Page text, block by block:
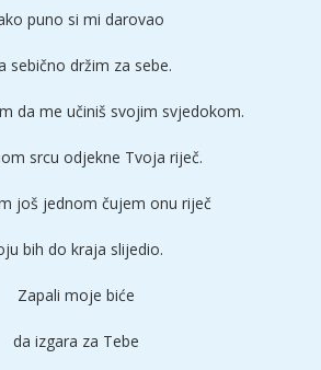
puno si mi darovao
sebično držim za sebe.
da me učiniš svojim svjedokom.
srcu odjekne Tvoja riječ.
još jednom čujem onu riječ
bih do kraja slijedio.
Zapali moje biće
da izgara za Tebe